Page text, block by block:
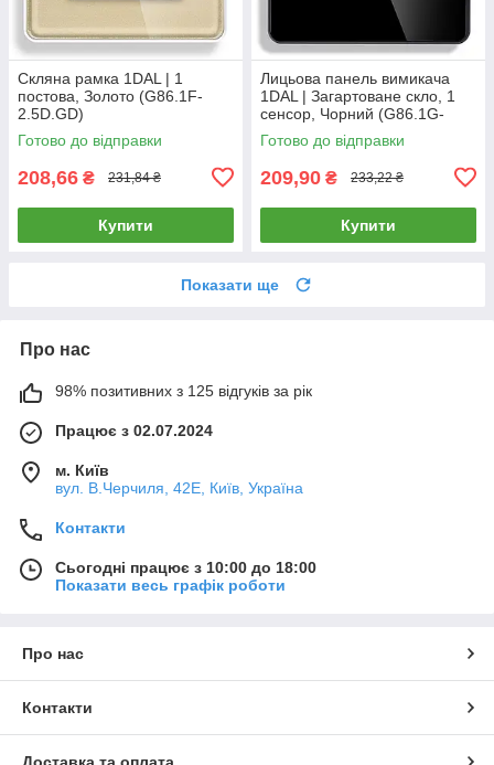
Скляна рамка 1DAL | 1
постова, Золото (G86.1F-
2.5D.GD)
Готово до відправки
208,66 ₴ 231,84 ₴
Купити
Лицьова панель вимикача
1DAL | Загартоване скло, 1
сенсор, Чорний (G86.1G-
2.5D.BL)
Готово до відправки
209,90 ₴ 233,22 ₴
Купити
Показати ще
Про нас
98% позитивних з 125 відгуків за рік
Працює з 02.07.2024
м. Київ
вул. В.Черчиля, 42Е, Київ, Україна
Контакти
Сьогодні працює з 10:00 до 18:00
Показати весь графік роботи
Про нас
Контакти